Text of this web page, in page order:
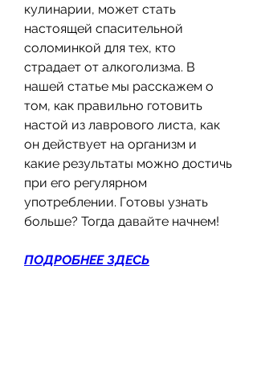
кулинарии, может стать
настоящей спасительной
соломинкой для тех, кто
страдает от алкоголизма. В
нашей статье мы расскажем о
том, как правильно готовить
настой из лаврового листа, как
он действует на организм и
какие результаты можно достичь
при его регулярном
употреблении. Готовы узнать
больше? Тогда давайте начнем!
ПОДРОБНЕЕ ЗДЕСЬ